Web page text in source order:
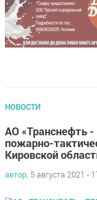
НОВОСТИ
АО «Транснефть
пожарно-
Кировской
автор, 5 августа 2021 -